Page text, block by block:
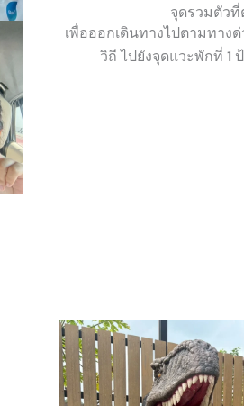
จุดรวมตัวที่
เพื่อออกเดินทางไปตามทาง
วิถี ไปยังจุดแวะพักที่ 1